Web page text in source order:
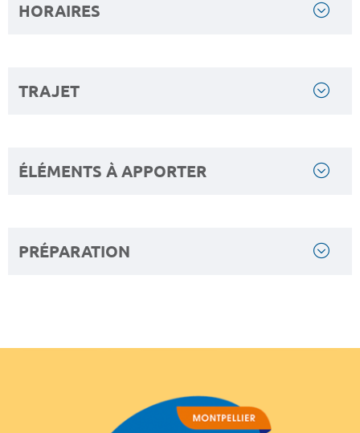
HORAIRES
TRAJET
ÉLÉMENTS À APPORTER
PRÉPARATION